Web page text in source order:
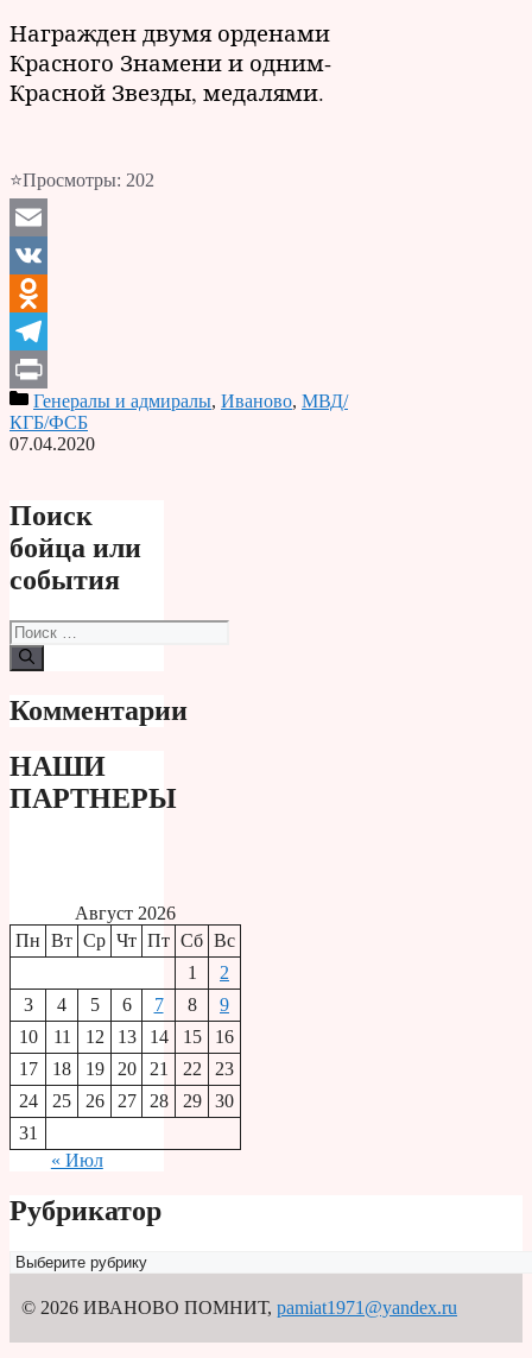
Награжден двумя орденами
Красного Знамени и одним-
Красной Звезды, медалями.
⭐Просмотры: 202
Email
VK
Odnoklassniki
Telegram
PrintГенералы и адмиралы, Иваново, МВД/
КГБ/ФСБ
07.04.2020
Поиск
бойца или
события
Поиск:
Комментарии
НАШИ
ПАРТНЕРЫ
Август 2026
Пн Вт Ср Чт Пт Сб Вс
1
2
3
4 5 6 7 8
9
10
11 12 13 14 15
16
17
18 19 20 21 22
23
24
25 26 27 28 29
30
31
« Июл
Рубрикатор
Рубрикатор
© 2026 ИВАНОВО ПОМНИТ, pamiat1971@yandex.ru